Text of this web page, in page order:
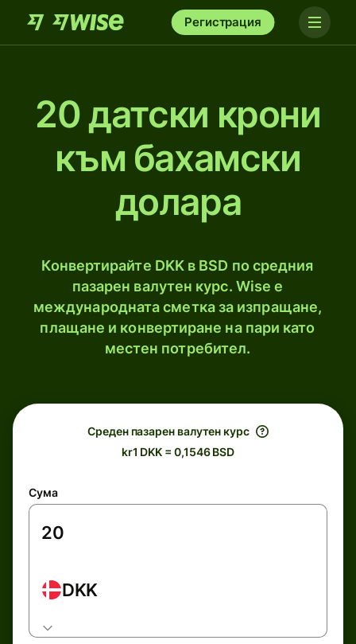
Регистрация
20 датски крони
към бахамски
долара
Конвертирайте DKK в BSD по средния
пазарен валутен курс. Wise е
международната сметка за изпращане,
плащане и конвертиране на пари като
местен потребител.
Среден пазарен валутен курс
kr1 DKK = 0,1546 BSD
Сума
DKK